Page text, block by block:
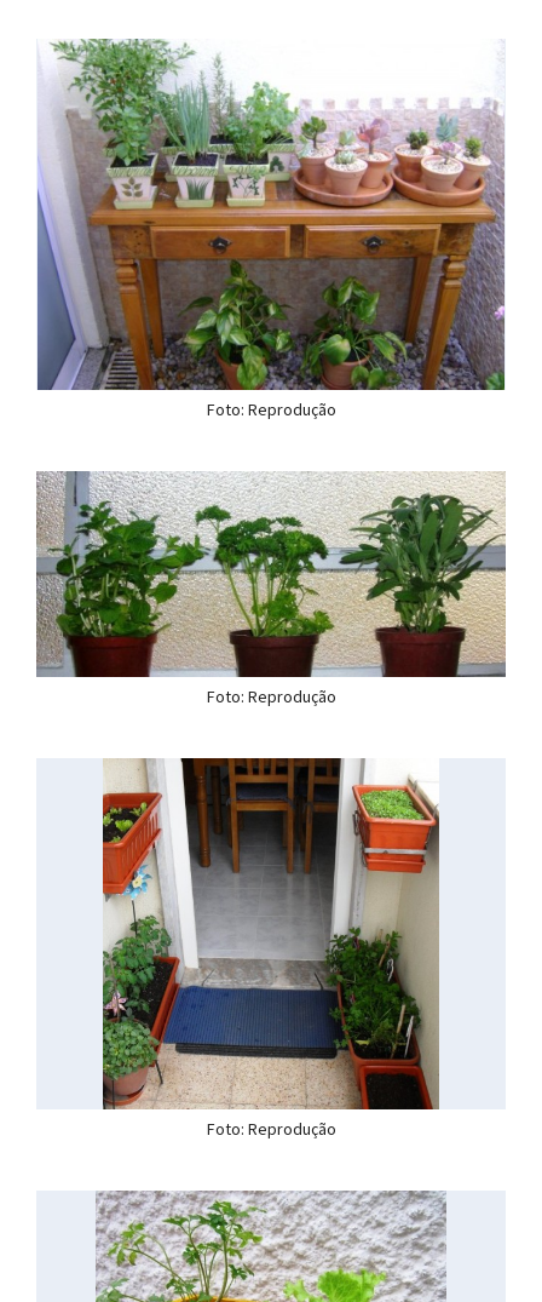
Foto: Reprodução
Foto: Reprodução
Foto: Reprodução